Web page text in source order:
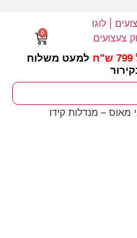
למעט משלוח
0
מאוס – מנדלות קידו